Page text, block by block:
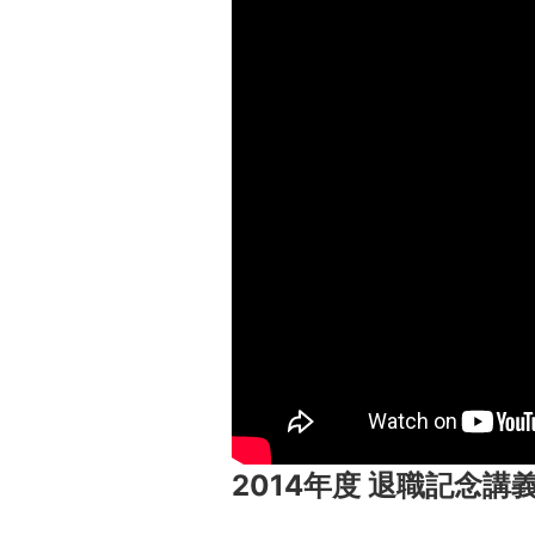
2014年度 退職記念講